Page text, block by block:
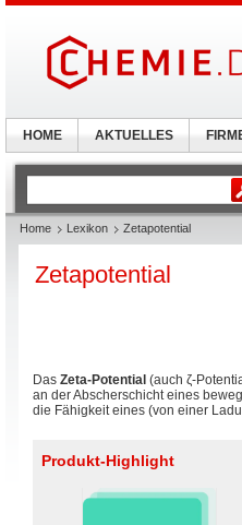
Home Lexikon Zetapotential
Zetapotential
Das Zeta-Potential (auch ζ-
an der Abscherschicht eines
die Fähigkeit eines (von einer
Produkt-Highlight
HOME AKTUELLES